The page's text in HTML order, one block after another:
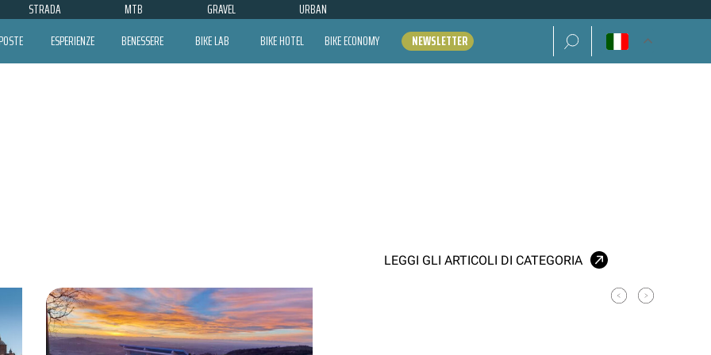
STRADA MTB GRAVEL URBAN
ESPERIENZE BENESSERE BIKE LAB BIKE HOTEL BIKE ECONOMY NEWSLETTER Ricerca per:
LEGGI GLI ARTICOLI DI CATEGORIA